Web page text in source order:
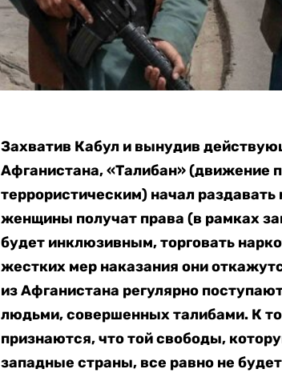
Захватив Кабул и вынудив
Афганистана, «Талибан» (движение
террористическим) начал
женщины получат права (в рамках
будет инклюзивным, торговать
жестких мер наказания они
из Афганистана регулярно
людьми, совершенных талибами. К
признаются, что той свободы,
западные страны, все равно не